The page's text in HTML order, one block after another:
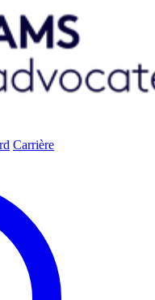
Carrière